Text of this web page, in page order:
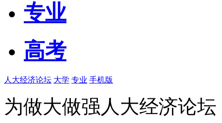
专业
高考
人大经济论坛 大学 专业 手机版
为做大做强人大经济论